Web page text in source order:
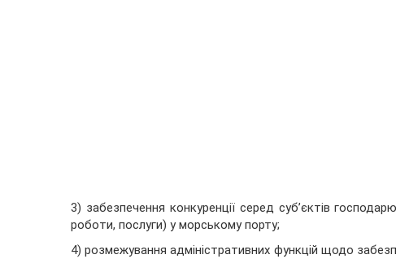
3) забезпечення конкуренції серед суб’єктів
роботи, послуги) у морському порту;
4) розмежування адміністративних функцій щодо